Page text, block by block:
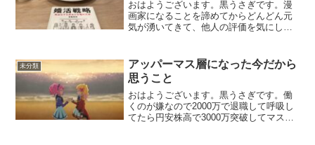
おはようございます。黒うさぎです。漫
画家になることを諦めてからどんどん元
気が湧いてきて、他人の評価を気にして
間に1記事、漫画を1日1コマ更新してあと
はアニメ見たり、聖...
未分類
アッパーマス層になった今だから
思うこと
おはようございます。黒うさぎです。働
くのが嫌なので2000万で退職して呼吸し
てたら円安株高で3000万突破してマス層